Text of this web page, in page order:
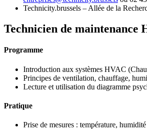
Technicity.brussels – Allée de la
Technicien de maintenance
Programme
Introduction aux systèmes HVAC
Principes de ventilation, chauffage,
Lecture et utilisation du diagramme
Pratique
Prise de mesures : température,